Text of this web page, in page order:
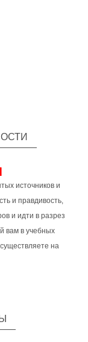
источников и
и правдивость,
и идти в разрез
вам в учебных
на